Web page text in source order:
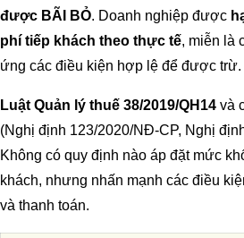
được BÃI BỎ. Doanh nghiệp được
phí tiếp khách theo thực tế, miễn là
ứng các điều kiện hợp lệ để được trừ.
Luật Quản lý thuế 38/2019/QH14 và
(Nghị định 123/2020/NĐ-CP, Nghị
Không có quy định nào áp đặt mức
khách, nhưng nhấn mạnh các điều
và thanh toán.